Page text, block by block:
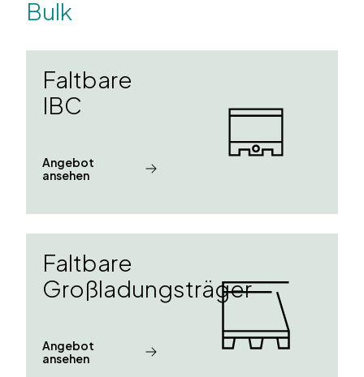
Bulk
Faltbare
IBC
Angebot
ansehen
Faltbare
Großladungsträger
Angebot
ansehen